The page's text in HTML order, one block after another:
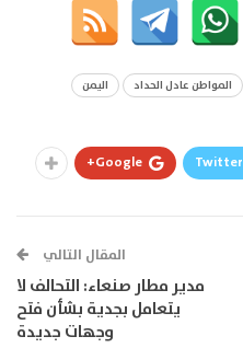
المواطن عادل الحداد
اليمن
Twitter
Google+
المقال التالي
مدير مطار صنعاء: التحالف لا
يتعامل بجدية بشأن فتح
وجهات جديدة